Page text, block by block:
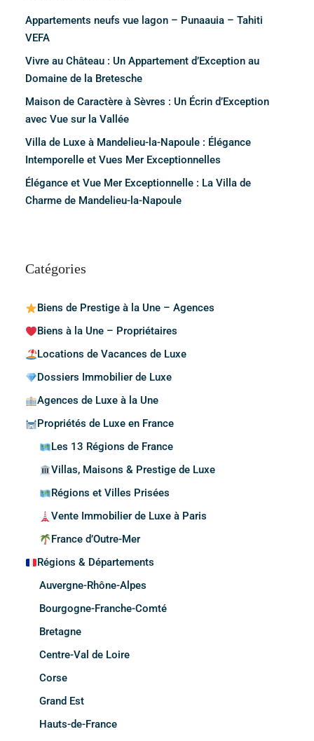
Appartements neufs vue lagon – Punaauia – Tahiti
VEFA
Vivre au Château : Un Appartement d’Exception au
Domaine de la Bretesche
Maison de Caractère à Sèvres : Un Écrin d’Exception
avec Vue sur la Vallée
Villa de Luxe à Mandelieu-la-Napoule : Élégance
Intemporelle et Vues Mer Exceptionnelles
Élégance et Vue Mer Exceptionnelle : La Villa de
Charme de Mandelieu-la-Napoule
Catégories
Biens de Prestige à la Une – Agences
Biens à la Une – Propriétaires
Locations de Vacances de Luxe
Dossiers Immobilier de Luxe
Agences de Luxe à la Une
Propriétés de Luxe en France
Les 13 Régions de France
Villas, Maisons & Prestige de Luxe
Régions et Villes Prisées
Vente Immobilier de Luxe à Paris
France d’Outre-Mer
Régions & Départements
Auvergne-Rhône-Alpes
Bourgogne-Franche-Comté
Bretagne
Centre-Val de Loire
Corse
Grand Est
Hauts-de-France